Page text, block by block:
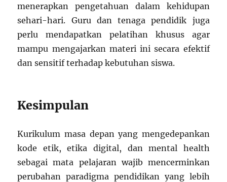
menerapkan pengetahuan dalam kehidupan
sehari-hari. Guru dan tenaga pendidik juga
perlu mendapatkan pelatihan khusus agar
mampu mengajarkan materi ini secara efektif
dan sensitif terhadap kebutuhan siswa.
Kesimpulan
Kurikulum masa depan yang mengedepankan
kode etik, etika digital, dan mental health
sebagai mata pelajaran wajib mencerminkan
perubahan paradigma pendidikan yang lebih